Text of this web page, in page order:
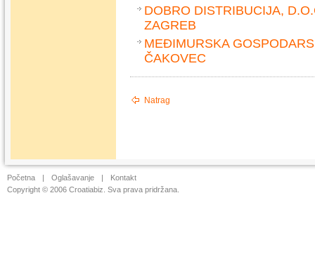
DOBRO DISTRIBUCIJA,
ZAGREB
MEĐIMURSKA
ČAKOVEC
Natrag
Početna | Oglašavanje |
Kontakt
Copyright © 2006 Croatiabiz. Sva prava pridržana.